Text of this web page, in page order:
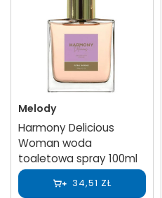
Melody
Harmony Delicious
Woman woda
toaletowa spray 100ml
34,51 ZŁ